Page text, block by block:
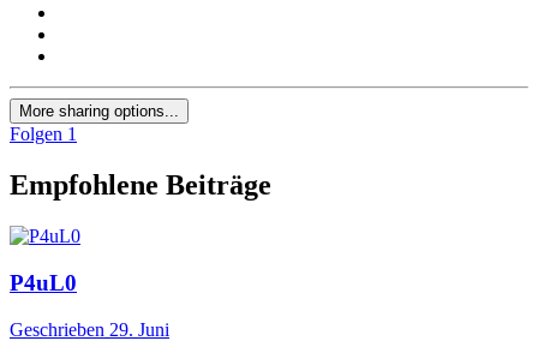
More sharing options...
Folgen 1
Empfohlene Beiträge
P4uL0
Geschrieben 29. Juni